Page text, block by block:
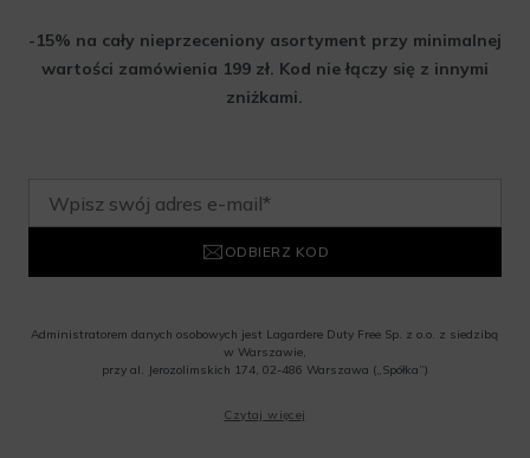
-15% na cały nieprzeceniony asortyment przy minimalnej
wartości zamówienia 199 zł. Kod nie łączy się z innymi
zniżkami.
ODBIERZ KOD
Administratorem danych osobowych jest Lagardere Duty Free Sp. z o.o. z siedzibą
w Warszawie,
przy al. Jerozolimskich 174, 02-486 Warszawa („Spółka”)
o.o. informacji handlowych, w tym newslettera, informacji o promocjach i
Czytaj więcej